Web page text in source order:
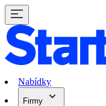
Nabídky
Firmy